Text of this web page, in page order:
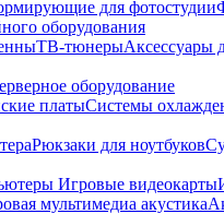
для фотостудии
оборудования
ТВ-тюнерыАксессуары
оборудование
платыСистемы
Рюкзаки для ноутбуков
Игровые видеокарты
мультимедиа акустика